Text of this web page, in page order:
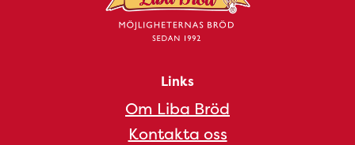
Links
Om Liba Bröd
Kontakta oss